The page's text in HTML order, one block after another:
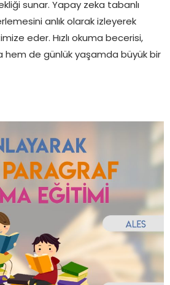
sunar. Yapay zeka tabanlı
anlık olarak izleyerek
eder. Hızlı okuma becerisi,
hem de günlük yaşamda büyük bir